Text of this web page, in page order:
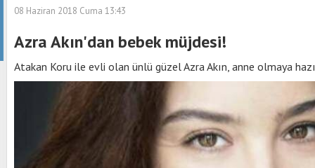
08 Haziran 2018 Cuma 13:43
Azra Akın'dan bebek müjdesi!
Atakan Koru ile evli olan ünlü güzel Azra Akın, anne olmaya